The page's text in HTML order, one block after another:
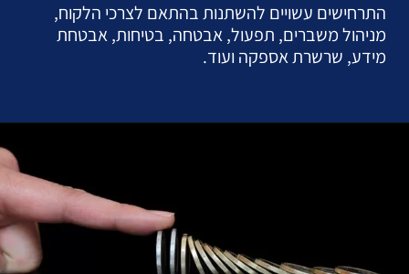
התרחישים עשויים להשתנות בהתאם לצרכי הלקוח,
מניהול משברים, תפעול, אבטחה, בטיחות, אבטחת
מידע, שרשרת אספקה ועוד.